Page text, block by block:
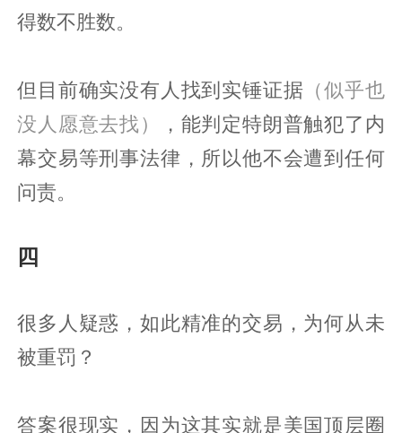
得数不胜数。
但目前确实没有人找到实锤证据 （似乎也
没人愿意去找）
，能判定特朗普触犯了内
幕交易等刑事法律，所以他不会遭到任何
问责。
四
很多人疑惑，如此精准的交易，为何从未
被重罚？
答案很现实，因为这其实就是美国顶层圈